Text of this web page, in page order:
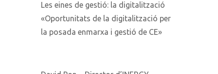
Les eines de gestió: la digitalització
«Oportunitats de la digitalització per
la posada enmarxa i gestió de CE»